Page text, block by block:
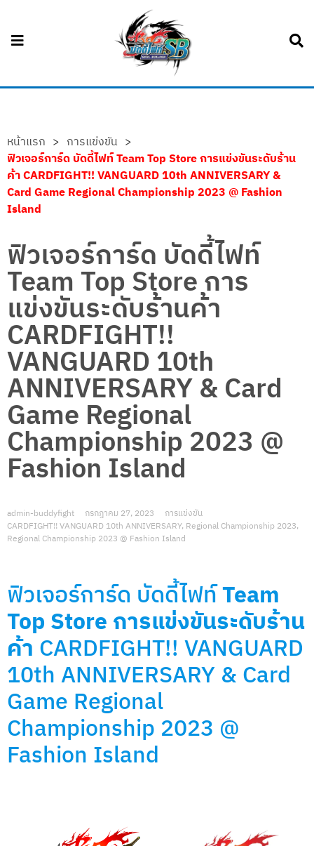
หน้าแรก > การแข่งขัน >
ฟิวเจอร์การ์ด บัดดี้ไฟท์ Team Top Store การแข่งขันระดับร้าน
ค้า CARDFIGHT!! VANGUARD 10th ANNIVERSARY &
Card Game Regional Championship 2023 @ Fashion
Island
ฟิวเจอร์การ์ด บัดดี้ไฟท์
Team Top Store การ
แข่งขันระดับร้านค้า
CARDFIGHT!!
VANGUARD 10th
ANNIVERSARY & Card
Game Regional
Championship 2023 @
Fashion Island
admin-buddyfight กรกฎาคม 27, 2023
การแข่งขัน
CARDFIGHT!! VANGUARD 10th ANNIVERSARY, Regional Championship 2023,
Regional Championship 2023 @ Fashion Island
ฟิวเจอร์การ์ด บัดดี้ไฟท์Team
Top Store การแข่งขันระดับร้าน
ค้า CARDFIGHT!! VANGUARD
10th ANNIVERSARY & Card
Game Regional
Championship 2023 @
Fashion Island